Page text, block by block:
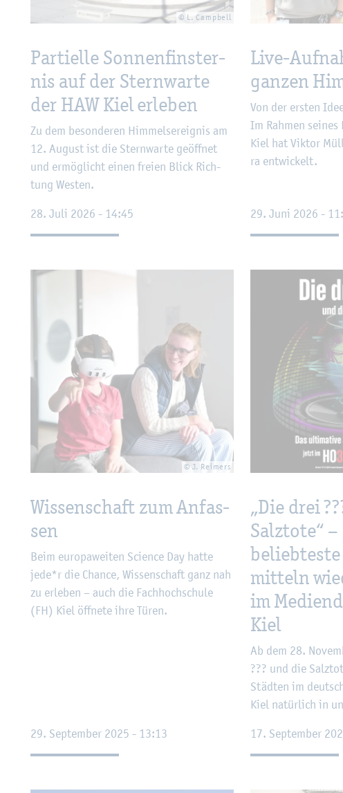
© L. Camp­bell
Par­ti­el­le Son­nen­fins­ter­
nis auf der Stern­war­te
der HAW Kiel er­le­ben
Zu dem be­son­de­ren Him­mels­er­eig­nis am
12. Au­gust ist die Stern­war­te ge­öff­net
und er­mög­licht einen frei­en Blick Rich­
tung Wes­ten.
28. Juli 2026 - 14:45
Live-
gan­zen
Von der ers­ten
Im Rah­men sei­nes
Kiel hat Vik­tor
ra ent­wi­ckelt.
29. Juni 2026 -
© J. Rei­mers
Wis­sen­schaft zum An­fas­
sen
Beim eu­ro­pa­wei­ten Sci­ence Day hatte
jede*r die Chan­ce, Wis­sen­schaft ganz nah
zu er­le­ben – auch die Fach­hoch­schu­le
(FH) Kiel öff­ne­te ihre Türen.
29. Sep­tem­ber 2025 - 13:13
„Die drei
Salz­to­te“
mit­teln
im
Kiel
Ab dem 28.
??? und die
Städ­ten im
Kiel na­tür­lich in
17. Sep­tem­ber